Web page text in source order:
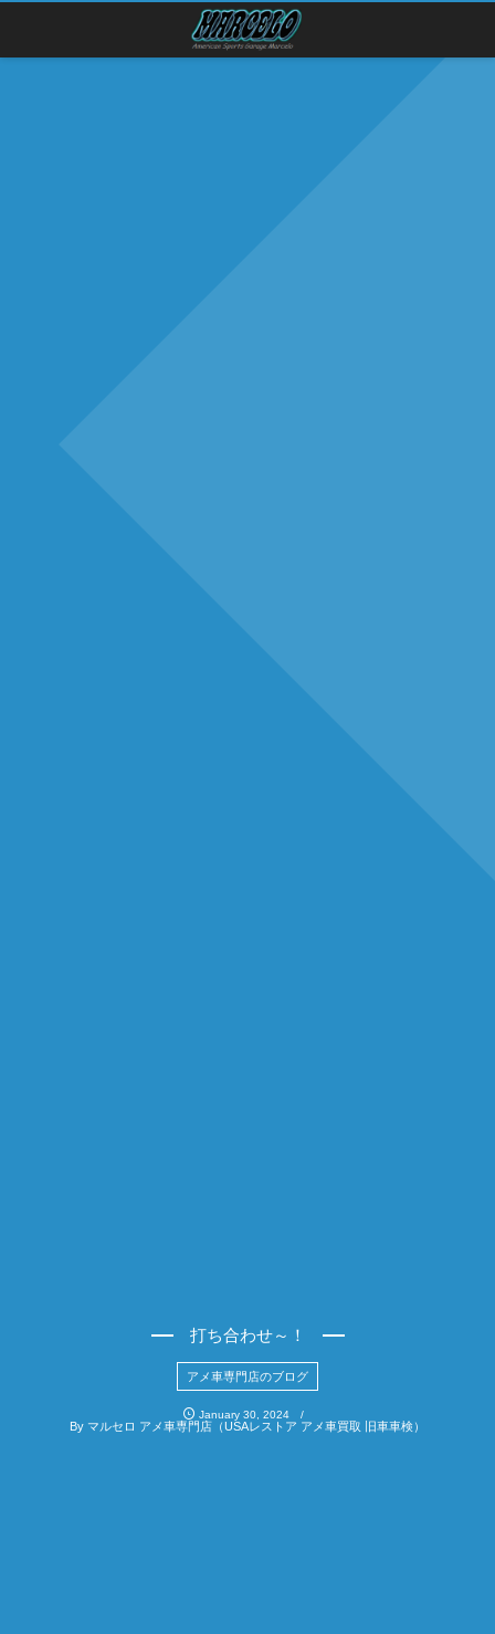
打ち合わせ～！
アメ車専門店のブログ
January 30, 2024
By マルセロ アメ車専門店（USAレストア アメ車買取 旧車車検）